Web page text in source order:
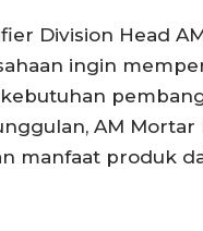
Division Head
ingin
AM Mortar
manfaat produk